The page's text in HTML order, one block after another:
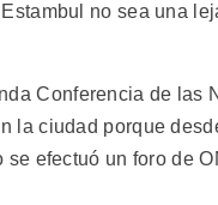
no sea una
Conferencia de las
la ciudad porque
efectuó un foro de